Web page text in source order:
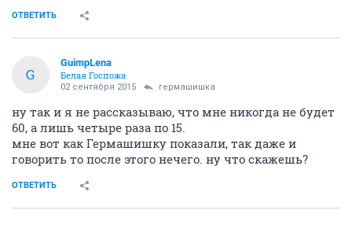
ОТВЕТИТЬ
G
GuimpLena
Белая Госпожа
02 сентября 2015 гермашишка
ну так и я не рассказываю, что мне никогда не будет
60, а лишь четыре раза по 15.
мне вот как Гермашишку показали, так даже и
говорить то после этого нечего. ну что скажешь?
ОТВЕТИТЬ